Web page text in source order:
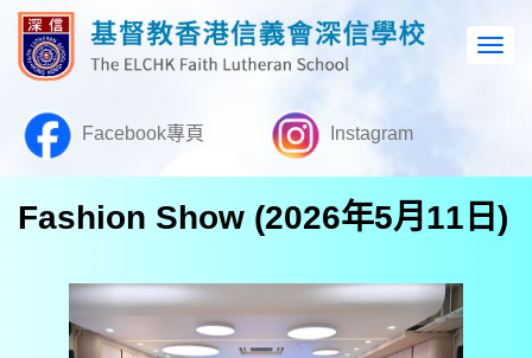
Facebook專頁 Instagram
Fashion Show (2026年5月11日)